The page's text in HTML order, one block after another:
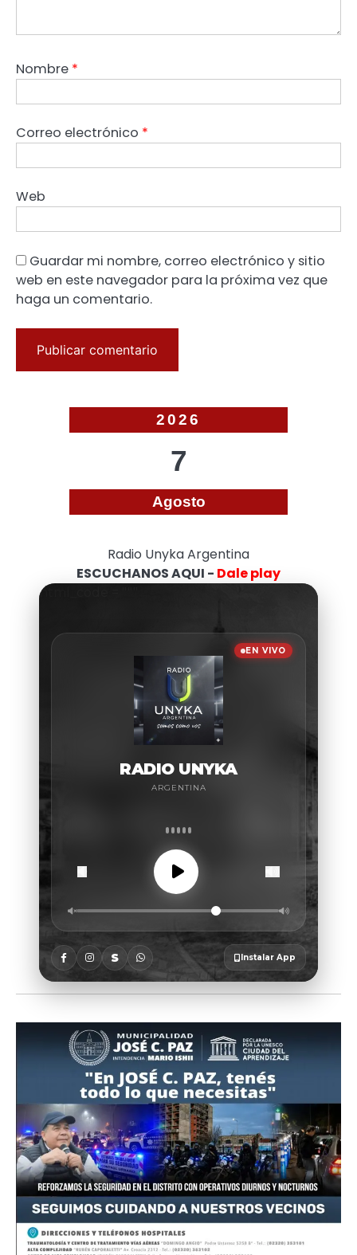
Nombre *
Correo electrónico *
Web
Guardar mi nombre, correo electrónico y sitio
web en este navegador para la próxima vez que
haga un comentario.
2026
7
Agosto
Radio Unyka Argentina
ESCUCHANOS AQUI - Dale play